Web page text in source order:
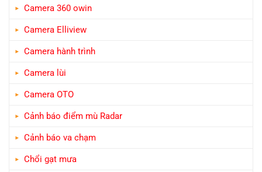
Camera 360 owin
Camera Elliview
Camera hành trình
Camera lùi
Camera OTO
Cảnh báo điểm mù Radar
Cảnh báo va chạm
Chổi gạt mưa